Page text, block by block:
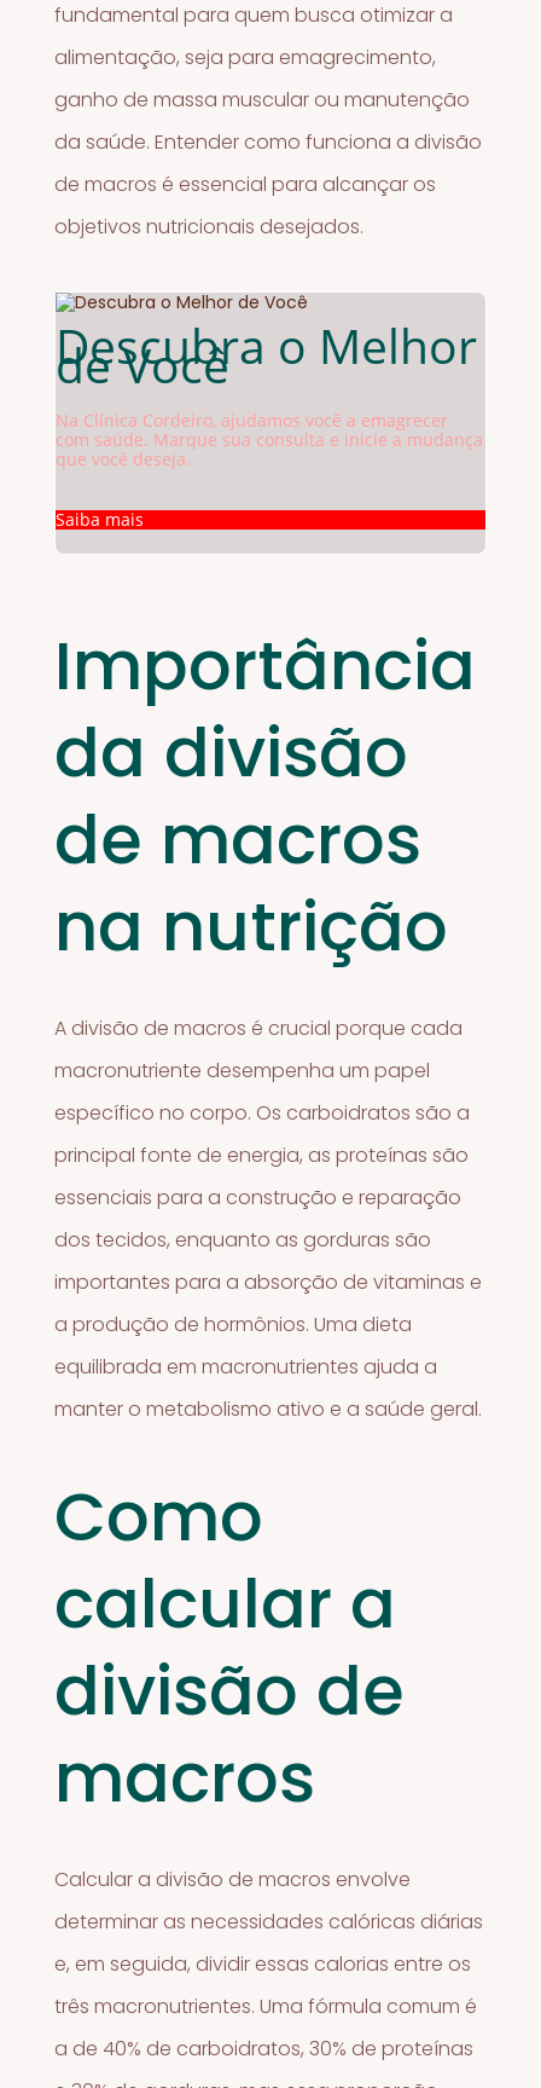
fundamental para quem busca otimizar a
alimentação, seja para emagrecimento,
ganho de massa muscular ou manutenção
da saúde. Entender como funciona a divisão
de macros é essencial para alcançar os
objetivos nutricionais desejados.
Descubra o Melhor
de Você
Na Clínica Cordeiro, ajudamos você a emagrecer
com saúde. Marque sua consulta e inicie a mudança
que você deseja.
Saiba mais
Importância
da divisão
de macros
na nutrição
A divisão de macros é crucial porque cada
macronutriente desempenha um papel
específico no corpo. Os carboidratos são a
principal fonte de energia, as proteínas são
essenciais para a construção e reparação
dos tecidos, enquanto as gorduras são
importantes para a absorção de vitaminas e
a produção de hormônios. Uma dieta
equilibrada em macronutrientes ajuda a
manter o metabolismo ativo e a saúde geral.
Como
calcular a
divisão de
macros
Calcular a divisão de macros envolve
determinar as necessidades calóricas diárias
e, em seguida, dividir essas calorias entre os
três macronutrientes. Uma fórmula comum é
a de 40% de carboidratos, 30% de proteínas